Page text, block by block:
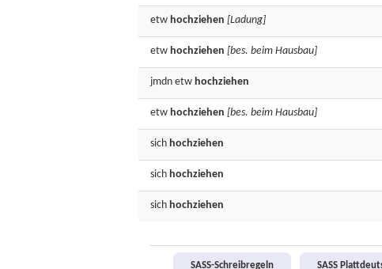
etw hochziehen [Ladung]
etw hochziehen [bes. beim Hausbau]
jmdn etw hochziehen
etw hochziehen [bes. beim Hausbau]
sich hochziehen
sich hochziehen
sich hochziehen
SASS-Schreibregeln SASS